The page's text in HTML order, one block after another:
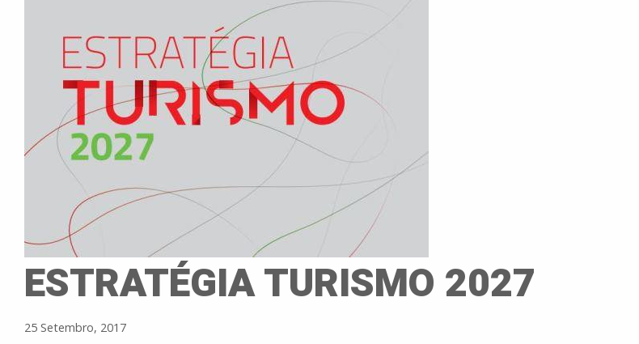
ESTRATÉGIA TURISMO 2027
25 Setembro, 2017